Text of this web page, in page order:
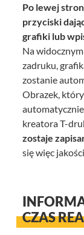
Po lewej
przyciski
grafiki lub
Na
zadruku,
zostanie
Obrazek,
kreatora T-
zostaje
się więc
CZAS